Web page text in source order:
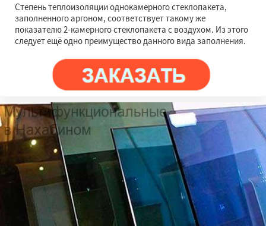
Работаем по
регионам
Некрасовское Обухово Октябрьский
Правдинский
Решетниково
Родники
Свердловск Северный
Софрино
Томилино
Тучково Уваровка
Удельная
Фосфоритный
Фряново
Хорлово
Черкизово
Черусти Шаховская
Степень теплоизоляции однокамерного стеклопакета,
заполненного аргоном, соответствует такому же
показателю 2-камерного стеклопакета с воздухом. Из этого
следует ещё одно преимущество данного вида заполнения.
×
Даю согласие на обработку персональных данных